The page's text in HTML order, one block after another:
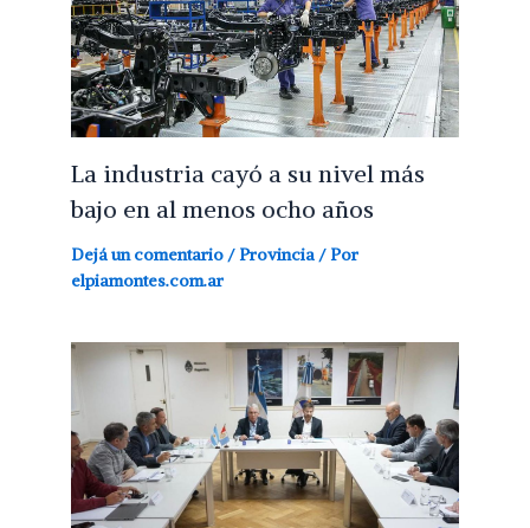
La industria cayó a su nivel más
bajo en al menos ocho años
Dejá un comentario /Provincia / Por
elpiamontes.com.ar